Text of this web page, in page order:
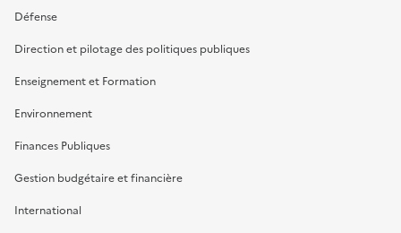
Défense
Direction et pilotage des politiques publiques
Enseignement et Formation
Environnement
Finances Publiques
Gestion budgétaire et financière
International